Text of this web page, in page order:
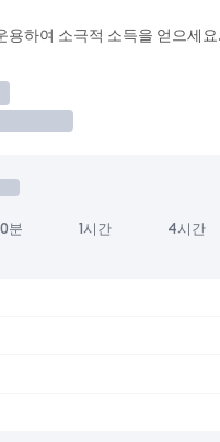
용하여 소극적 소득을 얻으세요.
분 1시간 4시간